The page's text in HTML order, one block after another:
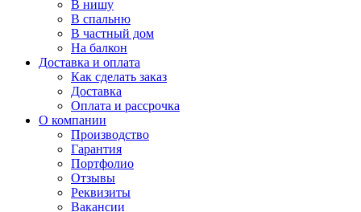
В нишу
В спальню
В частный дом
На балкон
Доставка и оплата
Как сделать заказ
Доставка
Оплата и рассрочка
О компании
Производство
Гарантия
Портфолио
Отзывы
Реквизиты
Вакансии